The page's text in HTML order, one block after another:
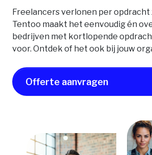
Freelancers verlonen per opdracht
Tentoo maakt het eenvoudig én
bedrijven met kortlopende
voor. Ontdek of het ook bij jouw
Offerte aanvragen